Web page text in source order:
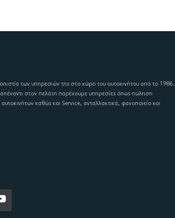
των υπηρεσιών της στο χώρο του αυτοκινήτου από το 1986.
στον πελάτη παρέχουμε υπηρεσίες όπως πώληση
καθώς και Service, ανταλλακτικά, φανοποιείο και